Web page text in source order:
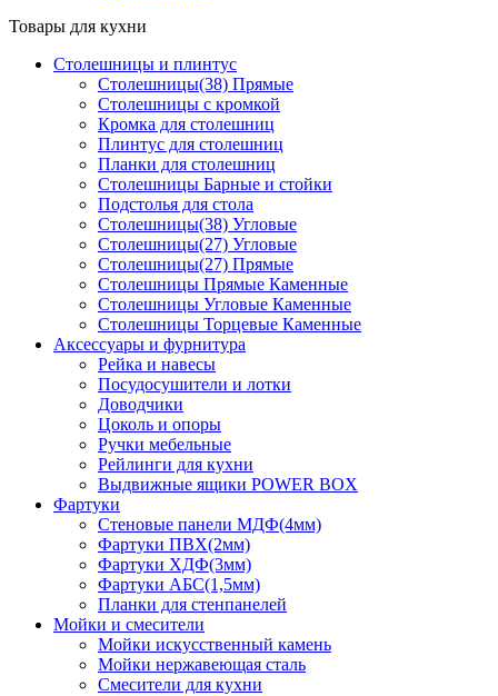
Товары для кухни
Столешницы и плинтус
Столешницы(38) Прямые
Столешницы с кромкой
Кромка для столешниц
Плинтус для столешниц
Планки для столешниц
Столешницы Барные и стойки
Подстолья для стола
Столешницы(38) Угловые
Столешницы(27) Угловые
Столешницы(27) Прямые
Столешницы Прямые Каменные
Столешницы Угловые Каменные
Столешницы Торцевые Каменные
Аксессуары и фурнитура
Рейка и навесы
Посудосушители и лотки
Доводчики
Цоколь и опоры
Ручки мебельные
Рейлинги для кухни
Выдвижные ящики POWER BOX
Фартуки
Стеновые панели МДФ(4мм)
Фартуки ПВХ(2мм)
Фартуки ХДФ(3мм)
Фартуки АБС(1,5мм)
Планки для стенпанелей
Мойки и смесители
Мойки искусственный камень
Мойки нержавеющая сталь
Смесители для кухни